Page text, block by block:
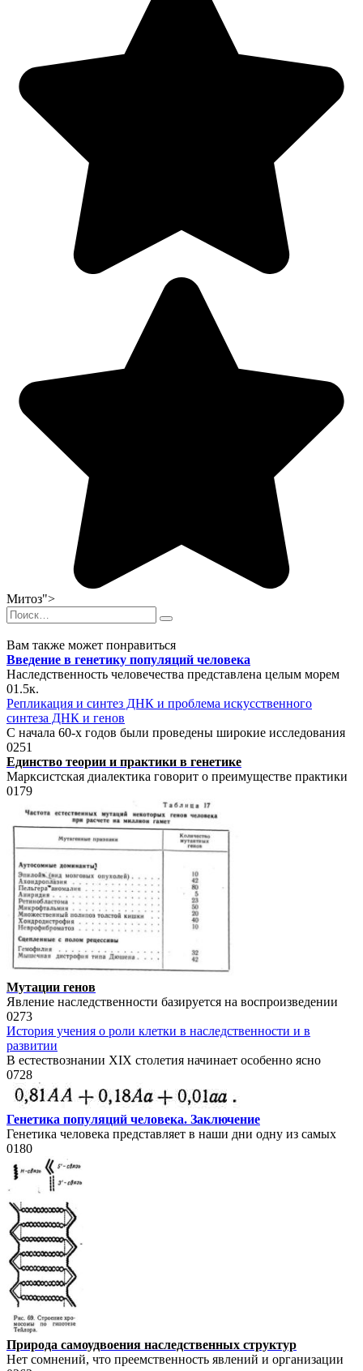
Митоз">
Search
for:
Вам также может понравиться
Введение в генетику популяций человека
Наследственность человечества представлена целым морем
01.5к.
Репликация и синтез ДНК и проблема искусственного
синтеза ДНК и генов
С начала 60-х годов были проведены широкие исследования
0251
Единство теории и практики в генетике
Марксистская диалектика говорит о преимуществе практики
0179
Мутации генов
Явление наследственности базируется на воспроизведении
0273
История учения о роли клетки в наследственности и в
развитии
В естествознании XIX столетия начинает особенно ясно
0728
Генетика популяций человека. Заключение
Генетика человека представляет в наши дни одну из самых
0180
Природа самоудвоения наследственных структур
Нет сомнений, что преемственность явлений и организации